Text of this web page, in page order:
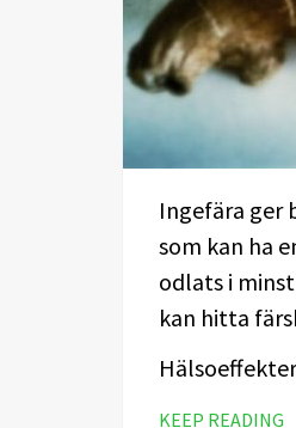
Ingefära ger
som kan ha
odlats i
kan hitta
KEEP READING